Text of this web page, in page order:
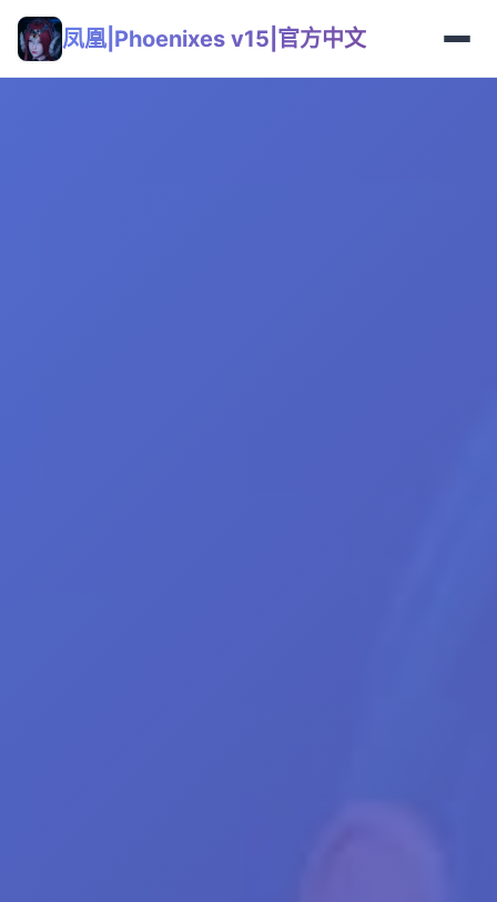
凤凰|Phoenixes v15|官方中文